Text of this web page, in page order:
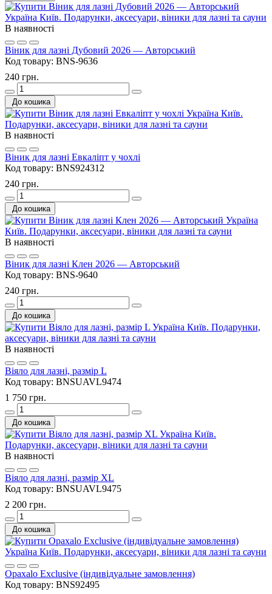
В наявності
Віник для лазні Дубовий 2026 — Авторський
Код товару: BNS-9636
240 грн.
До кошика
В наявності
Віник для лазні Евкаліпт у чохлі
Код товару: BNS924312
240 грн.
До кошика
В наявності
Віник для лазні Клен 2026 — Авторський
Код товару: BNS-9640
240 грн.
До кошика
В наявності
Віяло для лазні, размір L
Код товару: BNSUAVL9474
1 750 грн.
До кошика
В наявності
Віяло для лазні, размір XL
Код товару: BNSUAVL9475
2 200 грн.
До кошика
Opaxalo Exclusive (індивідуальне замовлення)
Код товару: BNS92495